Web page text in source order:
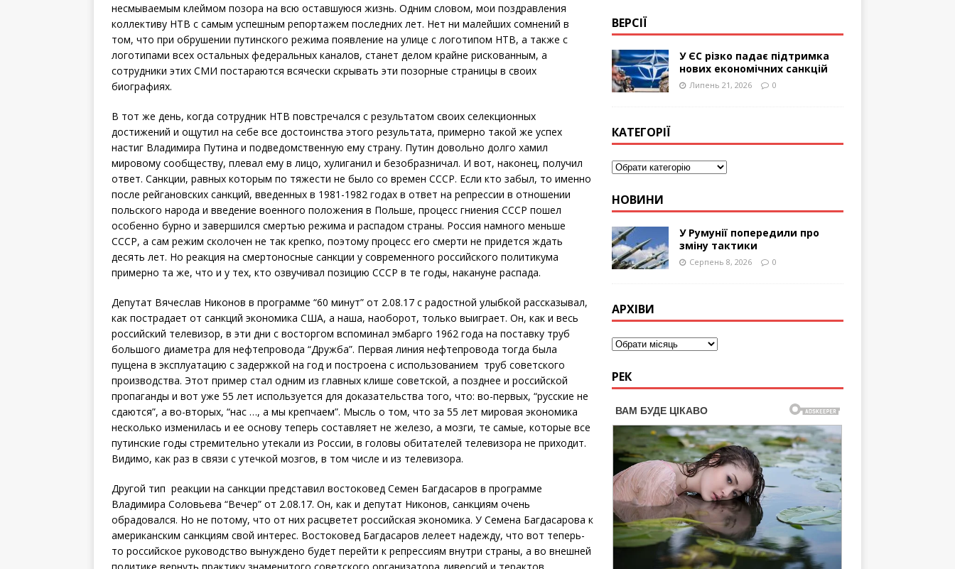
несмываемым клеймом позора на всю оставшуюся жизнь. Одним словом, мои поздравления
коллективу НТВ с самым успешным репортажем последних лет. Нет ни малейших сомнений в
том, что при обрушении путинского режима появление на улице с логотипом НТВ, а также с
логотипами всех остальных федеральных каналов, станет делом крайне рискованным, а
сотрудники этих СМИ постараются всячески скрывать эти позорные страницы в своих
биографиях.
В тот же день, когда сотрудник НТВ повстречался с результатом своих селекционных
достижений и ощутил на себе все достоинства этого результата, примерно такой же успех
настиг Владимира Путина и подведомственную ему страну. Путин довольно долго хамил
мировому сообществу, плевал ему в лицо, хулиганил и безобразничал. И вот, наконец, получил
ответ. Санкции, равных которым по тяжести не было со времен СССР. Если кто забыл, то именно
после рейгановских санкций, введенных в 1981-1982 годах в ответ на репрессии в отношении
польского народа и введение военного положения в Польше, процесс гниения СССР пошел
особенно бурно и завершился смертью режима и распадом страны. Россия намного меньше
СССР, а сам режим сколочен не так крепко, поэтому процесс его смерти не придется ждать
десять лет. Но реакция на смертоносные санкции у современного российского политикума
примерно та же, что и у тех, кто озвучивал позицию СССР в те годы, накануне распада.
Депутат Вячеслав Никонов в программе “60 минут” от 2.08.17 с радостной улыбкой рассказывал,
как пострадает от санкций экономика США, а наша, наоборот, только выиграет. Он, как и весь
российский телевизор, в эти дни с восторгом вспоминал эмбарго 1962 года на поставку труб
большого диаметра для нефтепровода “Дружба”. Первая линия нефтепровода тогда была
пущена в эксплуатацию с задержкой на год и построена с использованием труб советского
производства. Этот пример стал одним из главных клише советской, а позднее и российской
пропаганды и вот уже 55 лет используется для доказательства того, что: во-первых, “русские не
сдаются”, а во-вторых, “нас …, а мы крепчаем”. Мысль о том, что за 55 лет мировая экономика
несколько изменилась и ее основу теперь составляет не железо, а мозги, те самые, которые все
путинские годы стремительно утекали из России, в головы обитателей телевизора не приходит.
Видимо, как раз в связи с утечкой мозгов, в том числе и из телевизора.
Другой тип реакции на санкции представил востоковед Семен Багдасаров в программе
Владимира Соловьева “Вечер” от 2.08.17. Он, как и депутат Никонов, санкциям очень
обрадовался. Но не потому, что от них расцветет российская экономика. У Семена Багдасарова к
американским санкциям свой интерес. Востоковед Багдасаров лелеет надежду, что вот теперь-
то российское руководство вынуждено будет перейти к репрессиям внутри страны, а во внешней
ВЕРСІЇ
У ЄС різко падає підтримка
нових економічних санкцій
Липень 21, 2026 0
КАТЕГОРІЇ
НОВИНИ
У Румунії попередили про
зміну тактики
Серпень 8, 2026 0
АРХІВИ
РЕК